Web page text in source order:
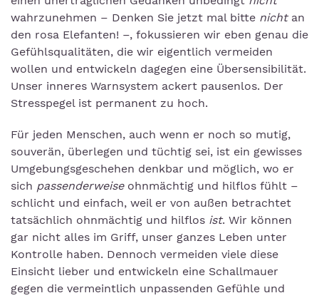
wahrzunehmen – Denken Sie jetzt mal bitte nichtan
den rosa Elefanten! –, fokussieren wir eben genau die
Gefühlsqualitäten, die wir eigentlich vermeiden
wollen und entwickeln dagegen eine Übersensibilität.
Unser inneres Warnsystem ackert pausenlos. Der
Stresspegel ist permanent zu hoch.
Für jeden Menschen, auch wenn er noch so mutig,
souverän, überlegen und tüchtig sei, ist ein gewisses
Umgebungsgeschehen denkbar und möglich, wo er
sich passenderweiseohnmächtig und hilflos fühlt –
schlicht und einfach, weil er von außen betrachtet
tatsächlich ohnmächtig und hilflos ist. Wir können
gar nicht alles im Griff, unser ganzes Leben unter
Kontrolle haben. Dennoch vermeiden viele diese
Einsicht lieber und entwickeln eine Schallmauer
gegen die vermeintlich unpassenden Gefühle und